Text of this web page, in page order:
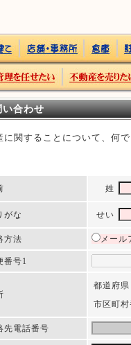
い合わせ
に関することについて、何
姓
がな せい
方法 メール
番号1
都道府県
市区町
先電話番号